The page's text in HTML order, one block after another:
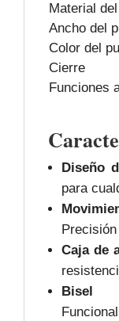
Material
Ancho del
Color del
Cierre
Funciones
Diseño
para
Caja de
Bisel